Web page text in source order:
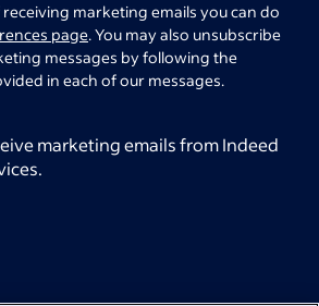
marketing emails you can do
page. You may also unsubscribe
messages by following the
in each of our messages.
marketing emails from Indeed